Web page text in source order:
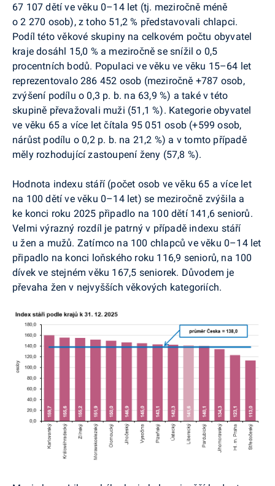
67 107 dětí ve věku 0–14 let (tj. meziročně méně
o 2 270 osob), z toho 51,2 % představovali chlapci.
Podíl této věkové skupiny na celkovém počtu obyvatel
kraje dosáhl 15,0 % a meziročně se snížil o 0,5
procentních bodů. Populaci ve věku ve věku 15–64 let
reprezentovalo 286 452 osob (meziročně +787 osob,
zvýšení podílu o 0,3 p. b. na 63,9 %) a také v této
skupině převažovali muži (51,1 %). Kategorie obyvatel
ve věku 65 a více let čítala 95 051 osob (+599 osob,
nárůst podílu o 0,2 p. b. na 21,2 %) a v tomto případě
měly rozhodující zastoupení ženy (57,8 %).
Hodnota indexu stáří (počet osob ve věku 65 a více let
na 100 dětí ve věku 0–14 let) se meziročně zvýšila a
ke konci roku 2025 připadlo na 100 dětí 141,6 seniorů.
Velmi výrazný rozdíl je patrný v případě indexu stáří
u žen a mužů. Zatímco na 100 chlapců ve věku 0–14 let
připadlo na konci loňského roku 116,9 seniorů, na 100
dívek ve stejném věku 167,5 seniorek. Důvodem je
převaha žen v nejvyšších věkových kategoriích.